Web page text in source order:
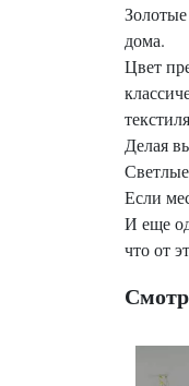
дома.
Цвет
Делая
Если
И еще
что от